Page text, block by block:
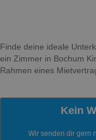
Finde deine ideale
ein Zimmer in Bochum
Rahmen eines
Kein
Wir senden dir gern